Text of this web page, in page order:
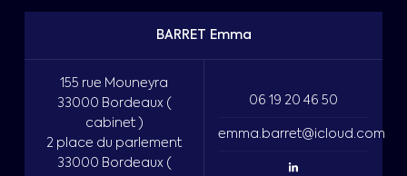
BARRET Emma
155 rue Mouneyra
33000 Bordeaux (
cabinet )
2 place du parlement
33000 Bordeaux (
06 19 20 46 50
emma.barret@icloud.com